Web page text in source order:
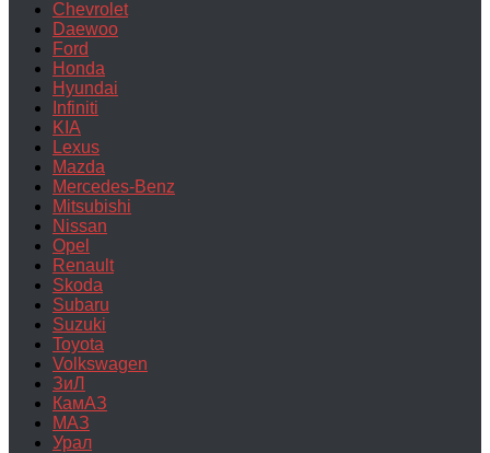
Chevrolet
Daewoo
Ford
Honda
Hyundai
Infiniti
KIA
Lexus
Mazda
Mercedes-Benz
Mitsubishi
Nissan
Opel
Renault
Skoda
Subaru
Suzuki
Toyota
Volkswagen
ЗиЛ
КамАЗ
МАЗ
Урал